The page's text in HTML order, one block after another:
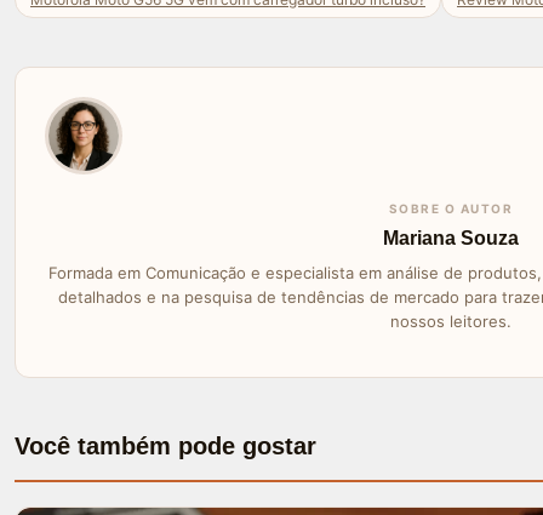
SOBRE O AUTOR
Mariana Souza
Formada em Comunicação e especialista em análise de
detalhados e na pesquisa de tendências de mercado para
nossos leitores.
Você também pode gostar